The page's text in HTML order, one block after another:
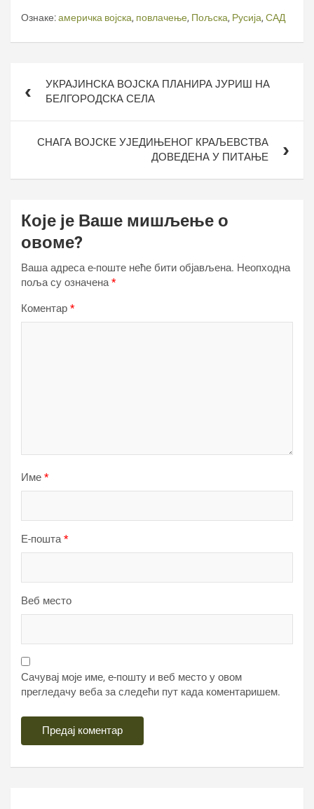
Ознаке:америчка војска, повлачење, Пољска, Русија, САД
чланкаУКРАЈИНСКА ВОЈСКА ПЛАНИРА ЈУРИШ НА
БЕЛГОРОДСКА СЕЛА
СНАГА ВОЈСКЕ УЈЕДИЊЕНОГ КРАЉЕВСТВА
ДОВЕДЕНА У ПИТАЊЕ
Које је Ваше мишљење о
овоме?
Ваша адреса е-поште неће бити објављена. Неопходна
поља су означена*
Коментар *
Име *
Е-пошта*
Веб место
Сачувај моје име, е-пошту и веб место у овом
прегледачу веба за следећи пут када коментаришем.